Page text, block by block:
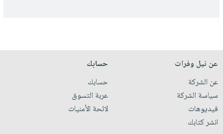
عن نيل وفرات
عن الشركة
سياسة الشركة
فيديوهات
انشر كتابك
حسابك
حسابك
عربة التسوق
لائحة الأمنيات